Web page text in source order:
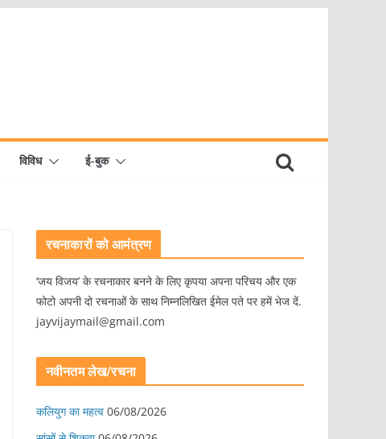
विविध ई-बुक
रचनाकारों को आमंत्रण
‘जय विजय’ के रचनाकार बनने के लिए कृपया अपना परिचय और एक
फोटो अपनी दो रचनाओं के साथ निम्नलिखित ईमेल पते पर हमें भेज दें.
jayvijaymail@gmail.com
नवीनतम लेख/रचना
कलियुग का महत्व 06/08/2026